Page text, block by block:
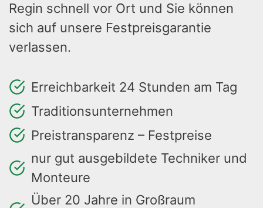
Regin schnell vor Ort und Sie können
sich auf unsere Festpreisgarantie
verlassen.
Erreichbarkeit 24 Stunden am Tag
Traditionsunternehmen
Preistransparenz – Festpreise
nur gut ausgebildete Techniker und
Monteure
Über 20 Jahre in Großraum